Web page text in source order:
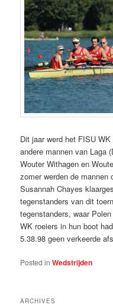
Dit jaar werd het FISU
andere mannen van Laga
Wouter Withagen en
zomer werden de mannen
Susannah Chayes
tegenstanders van dit
tegenstanders, waar
WK roeiers in hun boot
5.38.98 geen verkeerde
Posted in Wedstrijden
ARCHIVES